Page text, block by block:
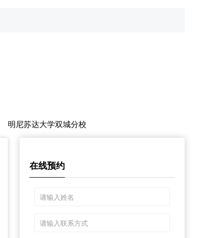
明尼苏达大学双城分校
明尼苏达大学双城分校
在线预约